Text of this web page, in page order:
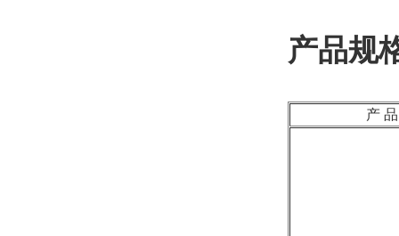
产品规
产